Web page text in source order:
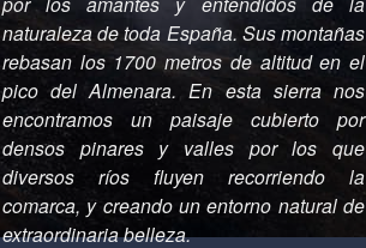
naturaleza de toda España. Susmontañas
rebasan los 1700 metros de altitud en el
pico del Almenara. En esta sierra nos
encontramos un paisaje cubierto por
densos pinares y valles por los que
diversos ríos fluyen recorriendo la
comarca, y creando un entorno natural de
extraordinaria belleza.